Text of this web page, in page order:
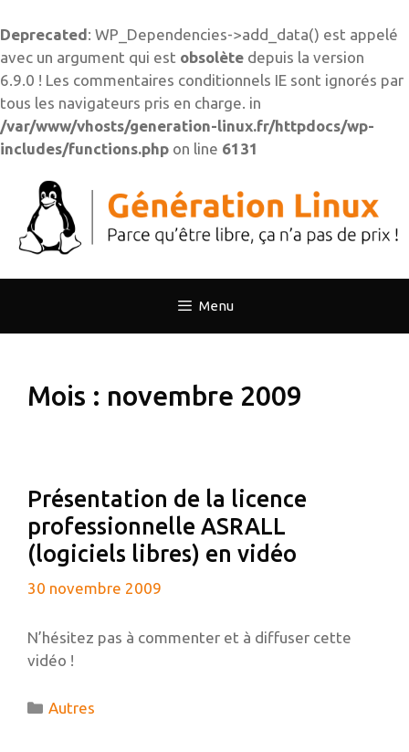
Deprecated: WP_Dependencies->add_data() est appelé
avec un argument qui est obsolète depuis la version
6.9.0 ! Les commentaires conditionnels IE sont ignorés par
tous les navigateurs pris en charge. in
/var/www/vhosts/generation-linux.fr/httpdocs/wp-
includes/functions.php on line 6131
contenu
Menu
Mois : novembre 2009
Présentation de la licence
professionnelle ASRALL
(logiciels libres) en vidéo
30 novembre 2009
N’hésitez pas à commenter et à diffuser cette
vidéo !
Catégories
Autres